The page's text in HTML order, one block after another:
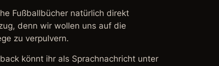
Fußballbücher natürlich direkt
denn wir wollen uns auf die
zu verpulvern.
könnt ihr als Sprachnachricht unter